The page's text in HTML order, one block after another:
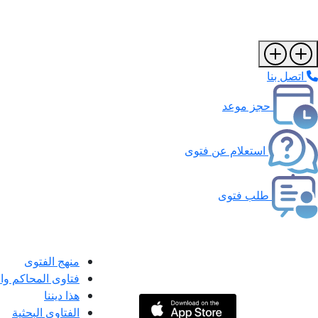
اتصل بنا
حجز موعد
استعلام عن فتوى
طلب فتوى
منهج الفتوى
فتاوى المحاكم
هذا ديننا
الفتاوى البحثية